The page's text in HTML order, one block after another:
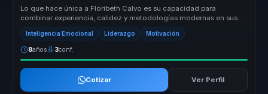
Lo que hace única a Floribeth Calvo es su capacidad para
combinar experiencia, calidez y metodologías modernas en sus
conferencias. Su en...
Inteligencia Emocional Liderazgo Motivación
8años 3conf.
Cotizar Ver Perfil